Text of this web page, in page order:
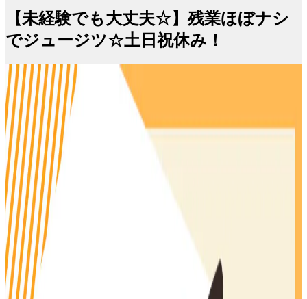
【未経験でも大丈夫☆】残業ほぼナシ
でジュージツ☆土日祝休み！